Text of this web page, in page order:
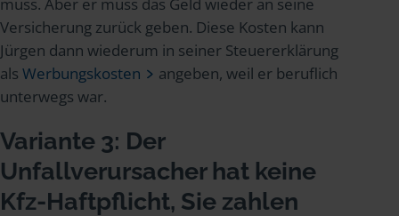
Versicherung zurück geben. Diese Kosten kann
Jürgen dann wiederum in seiner Steuererklärung
als Werbungskosten
angeben, weil er beruflich
unterwegs war.
Variante 3: Der
Unfallverursacher hat keine
Kfz-Haftpflicht, Sie zahlen